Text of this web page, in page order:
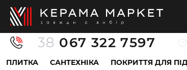
38 067 322 7597
ПЛИТКА САНТЕХНІКА ПОКРИТТЯ ДЛЯ